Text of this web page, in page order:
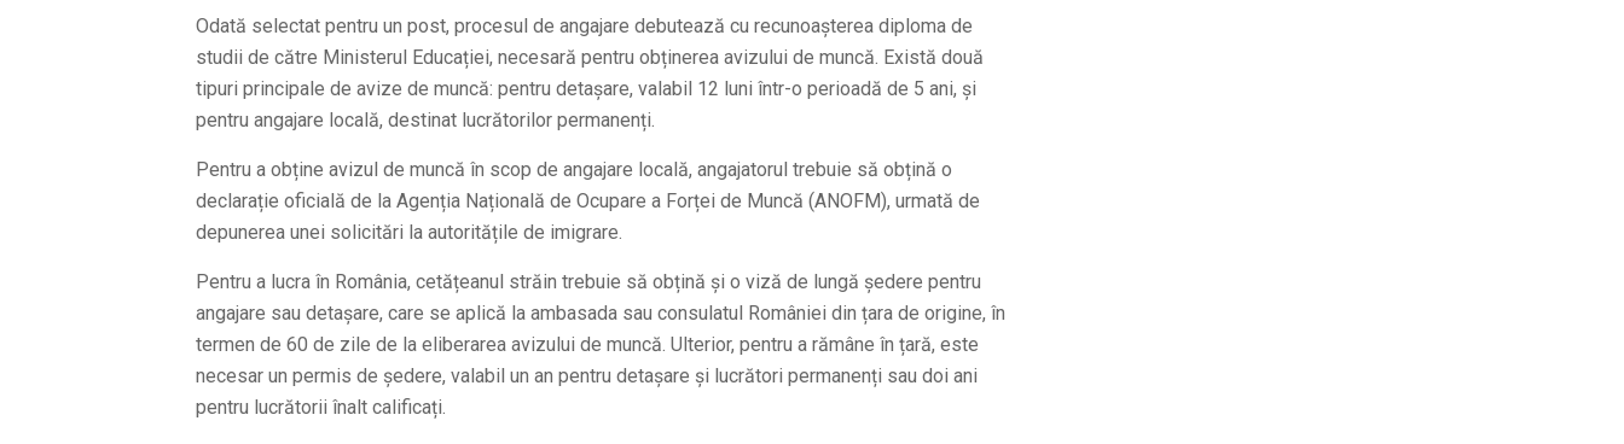
Odată selectat pentru un post, procesul de angajare debutează cu recunoașterea diploma de
studii de către Ministerul Educației, necesară pentru obținerea avizului de muncă. Există două
tipuri principale de avize de muncă: pentru detașare, valabil 12 luni într-o perioadă de 5 ani, și
pentru angajare locală, destinat lucrătorilor permanenți.
Pentru a obține avizul de muncă în scop de angajare locală, angajatorul trebuie să obțină o
declarație oficială de la Agenția Națională de Ocupare a Forței de Muncă (ANOFM), urmată de
depunerea unei solicitări la autoritățile de imigrare.
Pentru a lucra în România, cetățeanul străin trebuie să obțină și o viză de lungă ședere pentru
angajare sau detașare, care se aplică la ambasada sau consulatul României din țara de origine, în
termen de 60 de zile de la eliberarea avizului de muncă. Ulterior, pentru a rămâne în țară, este
necesar un permis de ședere, valabil un an pentru detașare și lucrători permanenți sau doi ani
pentru lucrătorii înalt calificați.